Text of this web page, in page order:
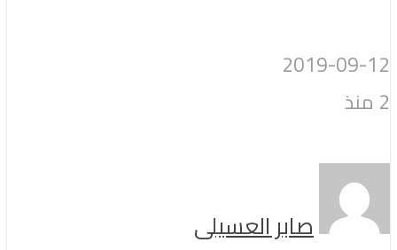
2019-09-12
2 منذ
صابر العسيلى